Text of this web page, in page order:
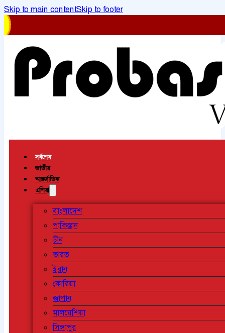
Skip to main contentSkip to footer
সর্বশেষ
জাতীয়
আন্তর্জাতিক
এশিয়া
বাংলাদেশ
পাকিস্তান
চীন
ভারত
ইরান
কোরিয়া
জাপান
মালয়েশিয়া
সিঙ্গাপুর